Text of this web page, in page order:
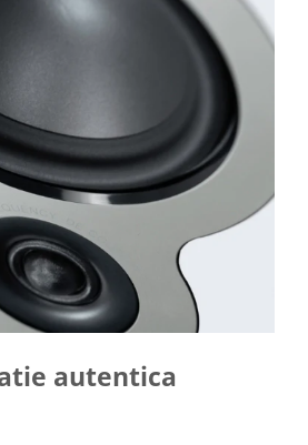
autentica